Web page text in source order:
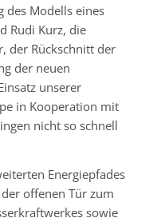
des Modells eines
Rudi Kurz, die
der Rückschnitt der
der neuen
unserer
in Kooperation mit
nicht so schnell
Energiepfades
offenen Tür zum
sowie